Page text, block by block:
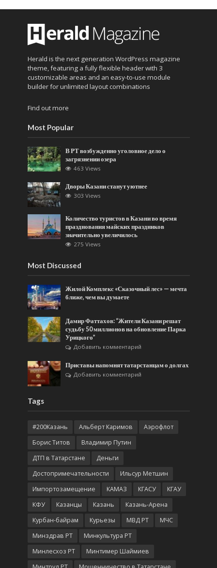
Herald is the next generation WordPress magazine
theme, featuring a fully flexible header with 3
customizable areas and an easy-to-use module
builder for unlimited layout combinations
Find out more
Most Popular
В РТ возбужденно уголовное дело о
загрязнении озера
463 Views
Дворы Казани станут уютнее
303 Views
Количество туристов в Казани во время
празднования майских праздников
значительно увеличилось
275 Views
Most Discussed
Жилой Комплекс «Сказочный лес» — мечта
ближе, чем вы думаете
Дамир Фаттахов: “Жители Казани решат
судьбу 50 миллионов на обновление Парка
Урицкого”
Добавить комментарий
Приставы напомнят татарстанцам о долгах
Добавить комментарий
Tags
#200Казань Альберт Каримов
Аэрофлот
Борис Титов
Владимир Путин
ДТП в Татарстане
Деньги
Достопримечательности
Ильсур Метшин
Импортозамещение
КАМАЗ КГАСУ
КГАУ
КФУ
Казанцы Казань
Казань-Арена
Курбан-байрам
Курьезы МВД РТ
МЧС
Минздрав РТ
Минкультура РТ
Минлесхоз РТ
Минтимер Шаймиев